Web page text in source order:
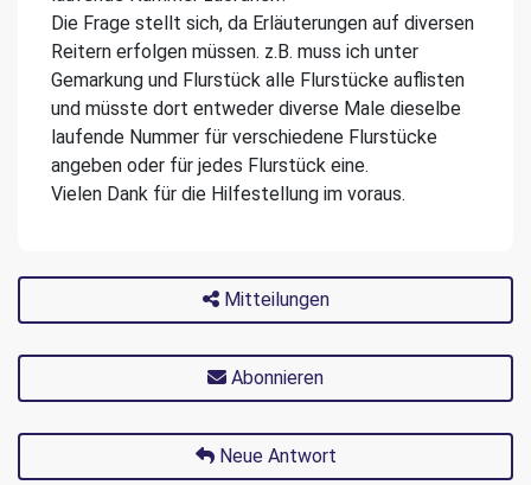
Die Frage stellt sich, da Erläuterungen auf diversen
Reitern erfolgen müssen. z.B. muss ich unter
Gemarkung und Flurstück alle Flurstücke auflisten
und müsste dort entweder diverse Male dieselbe
laufende Nummer für verschiedene Flurstücke
angeben oder für jedes Flurstück eine.
Vielen Dank für die Hilfestellung im voraus.
Mitteilungen
Abonnieren
Neue Antwort